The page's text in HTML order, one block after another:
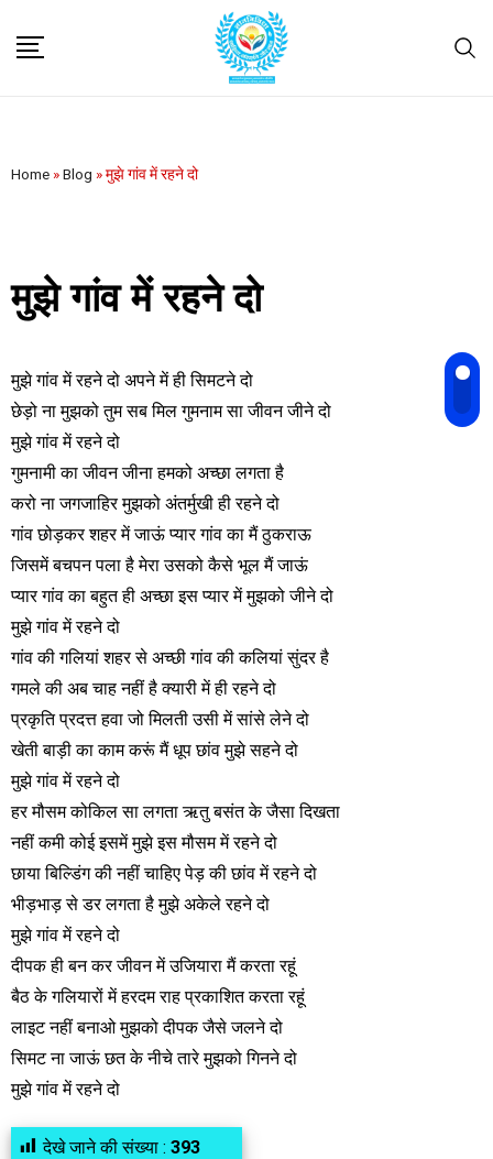
Home »Blog »मुझे गांव में रहने दो
मुझे गांव में रहने दो
मुझे गांव में रहने दो अपने में ही सिमटने दो
छेड़ो ना मुझको तुम सब मिल गुमनाम सा जीवन जीने दो
मुझे गांव में रहने दो
गुमनामी का जीवन जीना हमको अच्छा लगता है
करो ना जगजाहिर मुझको अंतर्मुखी ही रहने दो
गांव छोड़कर शहर में जाऊं प्यार गांव का मैं ठुकराऊ
जिसमें बचपन पला है मेरा उसको कैसे भूल मैं जाऊं
प्यार गांव का बहुत ही अच्छा इस प्यार में मुझको जीने दो
मुझे गांव में रहने दो
गांव की गलियां शहर से अच्छी गांव की कलियां सुंदर है
गमले की अब चाह नहीं है क्यारी में ही रहने दो
प्रकृति प्रदत्त हवा जो मिलती उसी में सांसे लेने दो
खेती बाड़ी का काम करूं मैं धूप छांव मुझे सहने दो
मुझे गांव में रहने दो
हर मौसम कोकिल सा लगता ऋतु बसंत के जैसा दिखता
नहीं कमी कोई इसमें मुझे इस मौसम में रहने दो
छाया बिल्डिंग की नहीं चाहिए पेड़ की छांव में रहने दो
भीड़भाड़ से डर लगता है मुझे अकेले रहने दो
मुझे गांव में रहने दो
दीपक ही बन कर जीवन में उजियारा मैं करता रहूं
बैठ के गलियारों में हरदम राह प्रकाशित करता रहूं
लाइट नहीं बनाओ मुझको दीपक जैसे जलने दो
सिमट ना जाऊं छत के नीचे तारे मुझको गिनने दो
मुझे गांव में रहने दो
देखे जाने की संख्या : 393